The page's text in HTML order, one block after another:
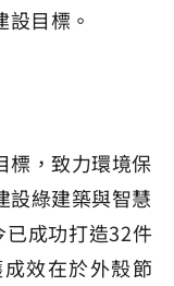
目標。
標，致力環境保
設綠建築與智慧
成功打造32件
效在於外殼節